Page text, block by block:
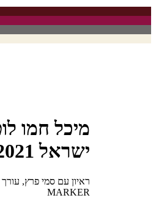
מיכל חמו
ישראל 2021
MARKER